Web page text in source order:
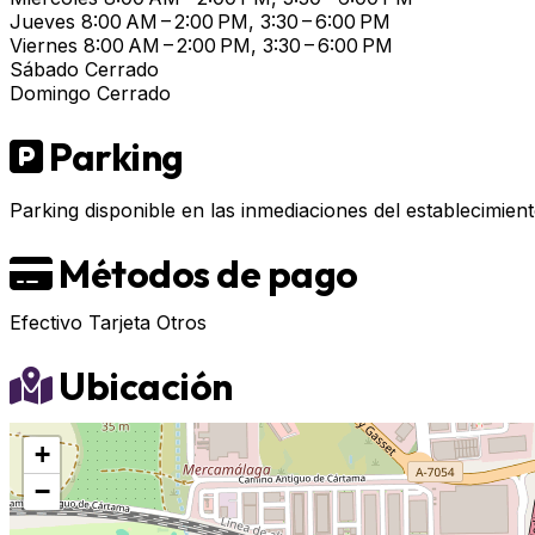
Jueves 8:00 AM – 2:00 PM, 3:30 – 6:00 PM
Viernes 8:00 AM – 2:00 PM, 3:30 – 6:00 PM
Sábado Cerrado
Domingo Cerrado
Parking
Parking disponible en las inmediaciones del
Métodos de pago
Efectivo Tarjeta Otros
Ubicación
+
−